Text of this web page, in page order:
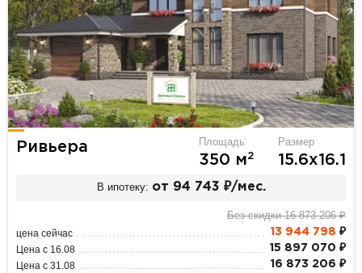
Ривьера Площадь
350 м2
Размер
15.6х16.1
В ипотеку: от 94 743 ₽/мес.
Без скидки 16 873 206 ₽
цена сейчас 13 944 798 ₽
Цена с 16.08 15 897 070 ₽
Цена с 31.08 16 873 206 ₽